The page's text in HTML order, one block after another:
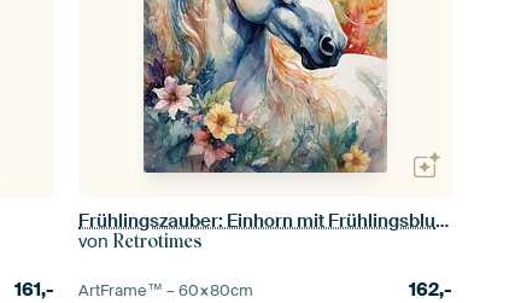
161,-
Frühlingszauber: Einhorn mit Frühlingsblumen
vonRetrotimes
ArtFrame™ –60×80cm 162,-